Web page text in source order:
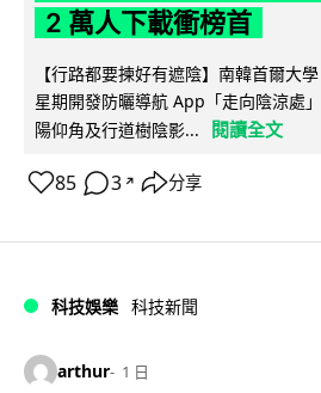
2 萬人下載衝榜首
【行路都要揀好有遮陰】南韓首爾大
星期開發防曬導航 App「走向陰涼處
陽仰角及行道樹陰影...
閱讀全文
85 3 ↗ 分享
科技娛樂 科技新聞
arthur 1 日